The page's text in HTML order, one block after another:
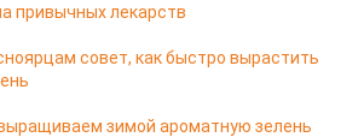
привычных лекарств
совет, как быстро вырастить
зимой ароматную зелень